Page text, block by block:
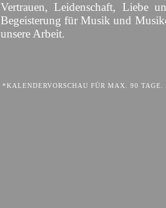
Vertrauen, Leidenschaft, Liebe
Begeisterung für Musik und
unsere Arbeit.
*KALENDERVORSCHAU FÜR MAX. 90 TAGE.